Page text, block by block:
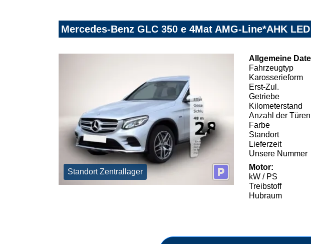
Mercedes-Benz GLC 350 e 4Mat AMG-Line*AHK
Standort Zentrallager
Allgemeine
Fahrzeugtyp
Karosserieform
Erst-Zul.
Getriebe
Kilometerstand
Anzahl der Türen
Farbe
Standort
Lieferzeit
Unsere Nummer
Motor:
kW / PS
Treibstoff
Hubraum